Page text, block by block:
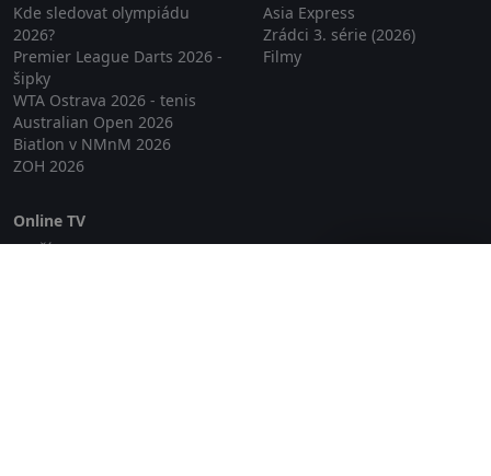
Kde sledovat olympiádu
2026?
Premier League Darts 2026 -
šipky
WTA Ostrava 2026 - tenis
Australian Open 2026
Biatlon v NMnM 2026
ZOH 2026
Asia Express
Zrádci 3. série (2026)
Filmy
Online TV
Lepší.TV